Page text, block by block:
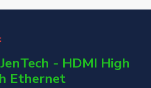
- HDMI High
Ethernet